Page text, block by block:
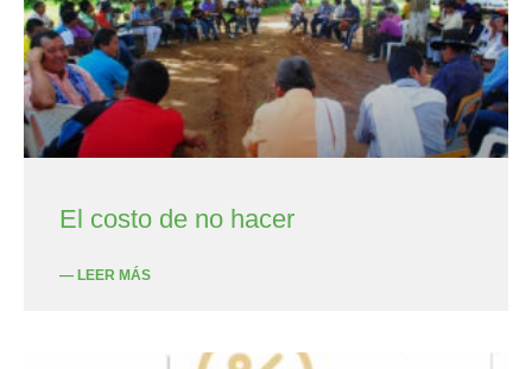
El costo de no hacer
— LEER MÁS